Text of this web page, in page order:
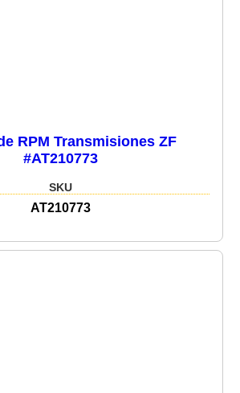
RPM Transmisiones ZF
#AT210773
SKU
AT210773